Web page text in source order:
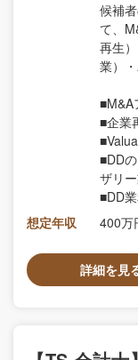
候補
て、
再生
業）
■M&A
■企業
■DD
ザリ
■DD
想定年収
400万
詳細を見